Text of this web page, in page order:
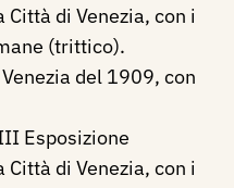
di Venezia, con i
(trittico).
del 1909, con
Esposizione
di Venezia, con i